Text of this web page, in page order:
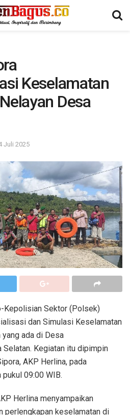
Keselamatan
Desa
Juli 2025
-Kepolisian Sektor (Polsek)
dan Simulasi Keselamatan
yang ada di Desa
Selatan. Kegiatan itu dipimpin
AKP Herlina, pada
09:00 WIB.
Herlina menyampaikan
perlengkapan keselamatan di